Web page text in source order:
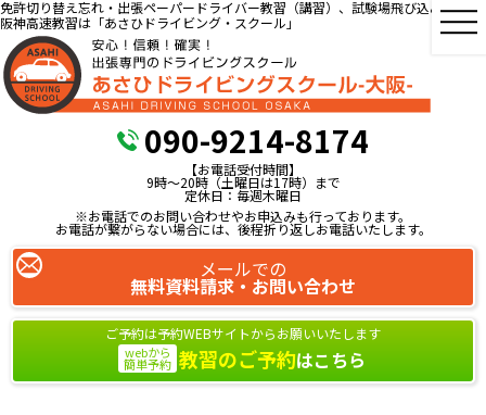
免許切り替え忘れ・出張ペーパードライバー教習（講習）、試験場飛び込み教習、
阪神高速教習は「あさひドライビング・スクール」
090-9214-8174
【お電話受付時間】
9時～20時（土曜日は17時）まで
定休日：毎週木曜日
※お電話でのお問い合わせやお申込みも行っております。
お電話が繋がらない場合には、後程折り返しお電話いたします。
メールでの
無料資料請求・お問い合わせ
ご予約は予約WEBサイトからお願いいたします
webから
簡単予約 教習のご予約はこちら